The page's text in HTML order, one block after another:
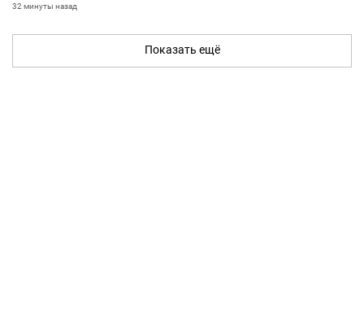
32 минуты назад
Показать ещё